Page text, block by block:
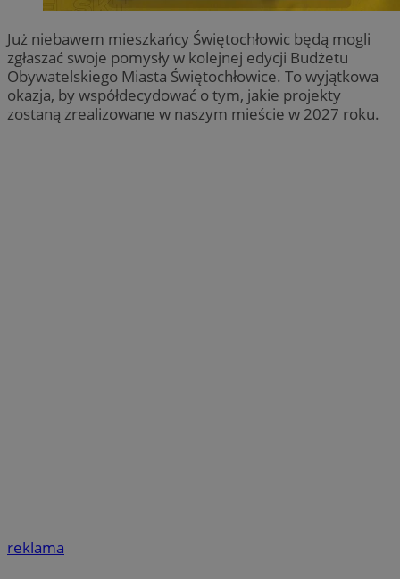
Już niebawem mieszkańcy Świętochłowic będą mogli
zgłaszać swoje pomysły w kolejnej edycji Budżetu
Obywatelskiego Miasta Świętochłowice. To wyjątkowa
okazja, by współdecydować o tym, jakie projekty
zostaną zrealizowane w naszym mieście w 2027 roku.
reklama